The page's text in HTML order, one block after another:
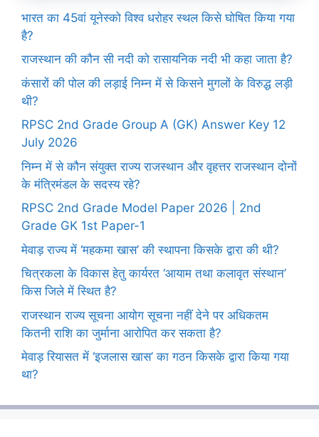
भारत का 45वां यूनेस्को विश्व धरोहर स्थल किसे घोषित किया गया
है?
राजस्थान की कौन सी नदी को रासायनिक नदी भी कहा जाता है?
कंसारों की पोल की लड़ाई निम्न में से किसने मुगलों के विरुद्ध लड़ी
थी?
RPSC 2nd Grade Group A (GK) Answer Key 12
July 2026
निम्न में से कौन संयुक्त राज्य राजस्थान और वृहत्तर राजस्थान दोनों
के मंत्रिमंडल के सदस्य रहे?
RPSC 2nd Grade Model Paper 2026 | 2nd
Grade GK 1st Paper-1
मेवाड़ राज्य में ‘महकमा खास’ की स्थापना किसके द्वारा की थी?
चित्रकला के विकास हेतु कार्यरत ‘आयाम तथा कलावृत संस्थान’
किस जिले में स्थित है?
राजस्थान राज्य सूचना आयोग सूचना नहीं देने पर अधिकतम
कितनी राशि का जुर्माना आरोपित कर सकता है?
मेवाड़ रियासत में ‘इजलास खास’ का गठन किसके द्वारा किया गया
था?